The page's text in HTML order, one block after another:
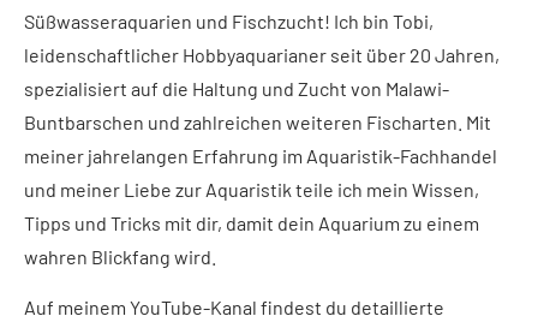
Süßwasseraquarien und Fischzucht! Ich bin Tobi,
leidenschaftlicher Hobbyaquarianer seit über 20 Jahren,
spezialisiert auf die Haltung und Zucht von Malawi-
Buntbarschen und zahlreichen weiteren Fischarten. Mit
meiner jahrelangen Erfahrung im Aquaristik-Fachhandel
und meiner Liebe zur Aquaristik teile ich mein Wissen,
Tipps und Tricks mit dir, damit dein Aquarium zu einem
wahren Blickfang wird.
Auf meinem YouTube-Kanal findest du detaillierte